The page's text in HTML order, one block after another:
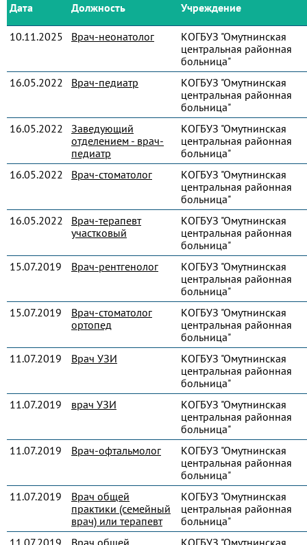
Дата Должность Учреждение
10.11.2025 Врач-неонатолог
КОГБУЗ "Омутнинская
центральная районная
больница"
16.05.2022
Врач-педиатр
КОГБУЗ "Омутнинская
центральная районная
больница"
16.05.2022
Заведующий
отделением - врач-
педиатр
КОГБУЗ "Омутнинская
центральная районная
больница"
16.05.2022
Врач-стоматолог
КОГБУЗ "Омутнинская
центральная районная
больница"
16.05.2022
Врач-терапевт
участковый
КОГБУЗ "Омутнинская
центральная районная
больница"
15.07.2019
Врач-рентгенолог
КОГБУЗ "Омутнинская
центральная районная
больница"
15.07.2019
Врач-стоматолог
ортопед
КОГБУЗ "Омутнинская
центральная районная
больница"
11.07.2019
Врач УЗИ
КОГБУЗ "Омутнинская
центральная районная
больница"
11.07.2019
врач УЗИ
КОГБУЗ "Омутнинская
центральная районная
больница"
11.07.2019
Врач-офтальмолог
КОГБУЗ "Омутнинская
центральная районная
больница"
11.07.2019
Врач общей
практики (семейный
врач) или терапевт
КОГБУЗ "Омутнинская
центральная районная
больница"
11.07.2019
Врач общей
КОГБУЗ "Омутнинская